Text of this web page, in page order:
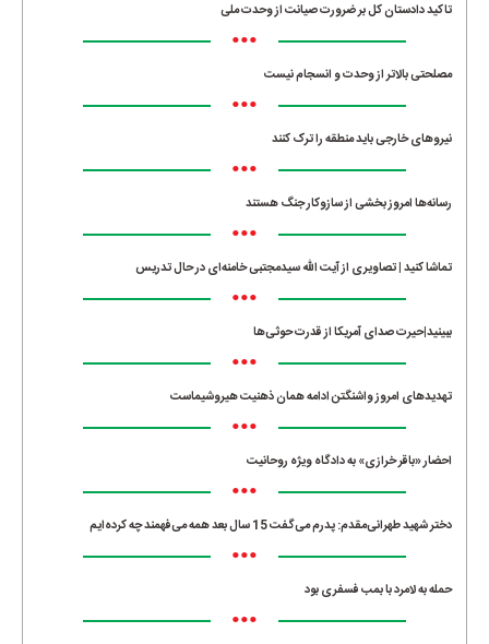
تاکید دادستان کل بر ضرورت صیانت از وحدت ملی
•••
مصلحتی بالاتر از وحدت و انسجام نیست
•••
نیروهای خارجی باید منطقه را ترک کنند
•••
رسانه‌ها امروز بخشی از سازوکار جنگ هستند
•••
تماشا کنید | تصاویری از آیت الله سیدمجتبی خامنه‌ای در حال تدریس
•••
ببینید|حیرت صدای آمریکا از قدرت حوثی‌ها
•••
تهدیدهای امروز واشنگتن ادامه همان ذهنیت هیروشیماست
•••
احضار «باقر خرازی» به دادگاه ویژه روحانیت
•••
دختر شهید طهرانی‌مقدم: پدرم می‌گفت 15 سال بعد همه می‌فهمند چه کرده‌ایم
•••
حمله به لامرد با بمب فسفری بود
•••